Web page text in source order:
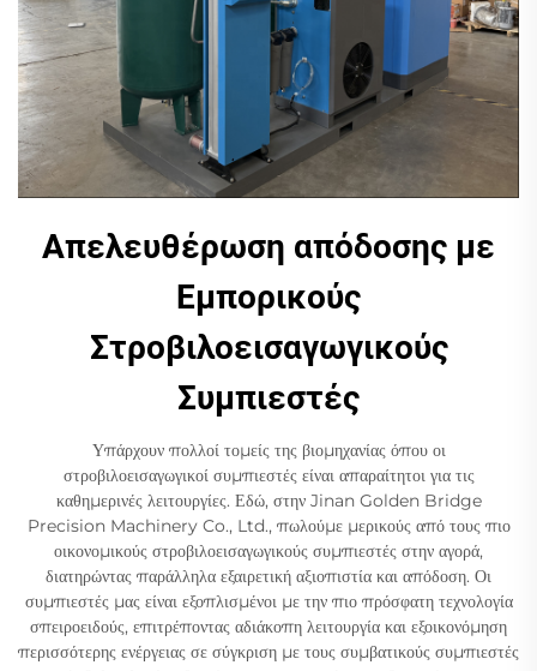
Απελευθέρωση απόδοσης με
Εμπορικούς
Στροβιλοεισαγωγικούς
Συμπιεστές
Υπάρχουν πολλοί τομείς της βιομηχανίας όπου οι
στροβιλοεισαγωγικοί συμπιεστές είναι απαραίτητοι για τις
καθημερινές λειτουργίες. Εδώ, στην Jinan Golden Bridge
Precision Machinery Co., Ltd., πωλούμε μερικούς από τους πιο
οικονομικούς στροβιλοεισαγωγικούς συμπιεστές στην αγορά,
διατηρώντας παράλληλα εξαιρετική αξιοπιστία και απόδοση. Οι
συμπιεστές μας είναι εξοπλισμένοι με την πιο πρόσφατη τεχνολογία
σπειροειδούς, επιτρέποντας αδιάκοπη λειτουργία και εξοικονόμηση
περισσότερης ενέργειας σε σύγκριση με τους συμβατικούς συμπιεστές